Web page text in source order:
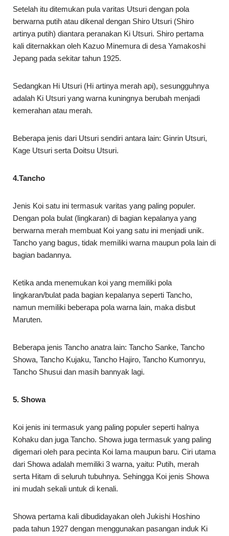
Setelah itu ditemukan pula varitas Utsuri dengan pola
berwarna putih atau dikenal dengan Shiro Utsuri (Shiro
artinya putih) diantara peranakan Ki Utsuri. Shiro pertama
kali diternakkan oleh Kazuo Minemura di desa Yamakoshi
Jepang pada sekitar tahun 1925.
Sedangkan Hi Utsuri (Hi artinya merah api), sesungguhnya
adalah Ki Utsuri yang warna kuningnya berubah menjadi
kemerahan atau merah.
Beberapa jenis dari Utsuri sendiri antara lain: Ginrin Utsuri,
Kage Utsuri serta Doitsu Utsuri.
4.Tancho
Jenis Koi satu ini termasuk varitas yang paling populer.
Dengan pola bulat (lingkaran) di bagian kepalanya yang
berwarna merah membuat Koi yang satu ini menjadi unik.
Tancho yang bagus, tidak memiliki warna maupun pola lain di
bagian badannya.
Ketika anda menemukan koi yang memiliki pola
lingkaran/bulat pada bagian kepalanya seperti Tancho,
namun memiliki beberapa pola warna lain, maka disbut
Maruten.
Beberapa jenis Tancho anatra lain: Tancho Sanke, Tancho
Showa, Tancho Kujaku, Tancho Hajiro, Tancho Kumonryu,
Tancho Shusui dan masih bannyak lagi.
5. Showa
Koi jenis ini termasuk yang paling populer seperti halnya
Kohaku dan juga Tancho. Showa juga termasuk yang paling
digemari oleh para pecinta Koi lama maupun baru. Ciri utama
dari Showa adalah memiliki 3 warna, yaitu: Putih, merah
serta Hitam di seluruh tubuhnya. Sehingga Koi jenis Showa
ini mudah sekali untuk di kenali.
Showa pertama kali dibudidayakan oleh Jukishi Hoshino
pada tahun 1927 dengan menggunakan pasangan induk Ki